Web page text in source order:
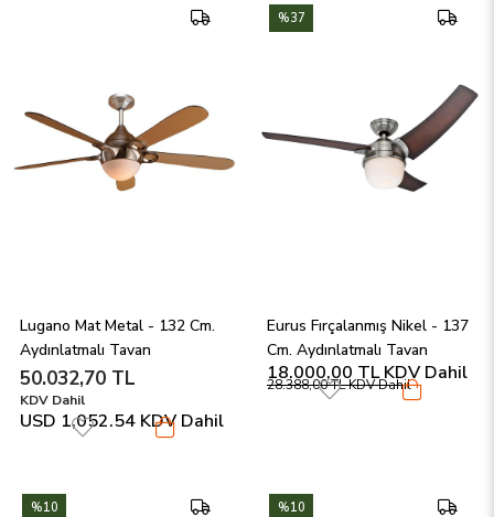
Lugano Mat Metal - 132 Cm.
Aydınlatmalı Tavan
Vantilatörü
50.032,70 TL
KDV Dahil
USD 1,052.54 KDV Dahil
Eurus Fırçalanmış Nikel - 137
Cm. Aydınlatmalı Tavan
Vantilatörü
18.000,00 TLKDV Dahil
28.388,00 TLKDV Dahil
%37
%10 %10